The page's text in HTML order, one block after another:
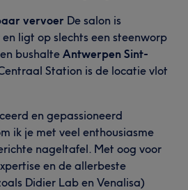
vervoer De salon is
ligt op slechts een steenworp
bushalte Antwerpen Sint-
Station is de locatie vlot
en gepassioneerd
ik je met veel enthousiasme
nageltafel. Met oog voor
en de allerbeste
Didier Lab en Venalisa)